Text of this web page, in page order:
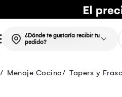
¿Dónde te gustaría recibir tu
pedido?
Menaje Cocina Tapers y